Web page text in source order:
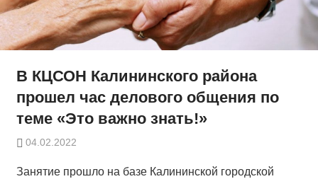
В КЦСОН Калининского района
прошел час делового общения по
теме «Это важно знать!»
04.02.2022
Занятие прошло на базе Калининской городской